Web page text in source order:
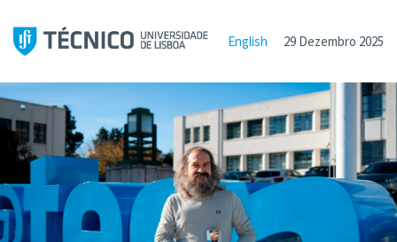
English 29 Dezembro 2025